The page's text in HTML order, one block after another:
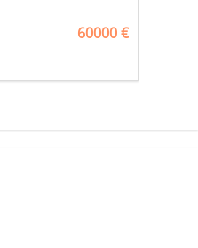
60000 €